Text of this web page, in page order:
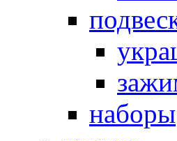
наборы